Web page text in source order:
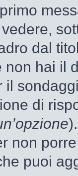
dal
hai il
il
di
non
puoi